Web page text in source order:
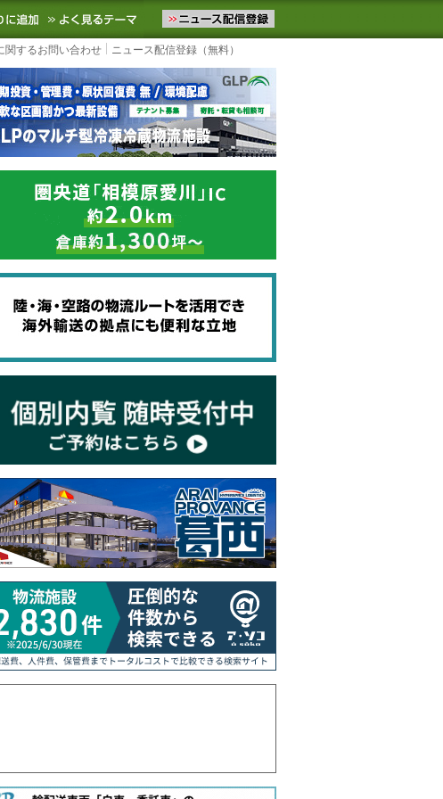
流ニュースをお届けします。物流ニュースメール配信を登録す
お気に入りに追加 よく見るテーマ
関するお問い合わせ ニュース配信登録（無料）